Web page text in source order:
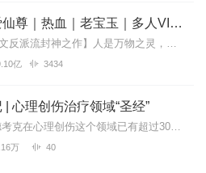
蛊真人｜大爱仙尊｜热血｜老宝玉｜多人VIP免费有声剧
内容简介【黑暗文反派流封神之作】人是万物之灵，蛊是天地真精。一个穿越者不断重生的故事。一个养蛊、炼蛊、用蛊的奇特世界。配音组（男角色）老宝玉旁白...
亿 3434
心理创伤治疗领域“圣经”
作者巴塞尔·范德考克在心理创伤这个领域已有超过30年的前沿研究和临床实践经验，治疗过几千个受过创伤的儿童和成年人。他亲自使用过书里介绍的所有治疗方式，这使本书更...
万 40